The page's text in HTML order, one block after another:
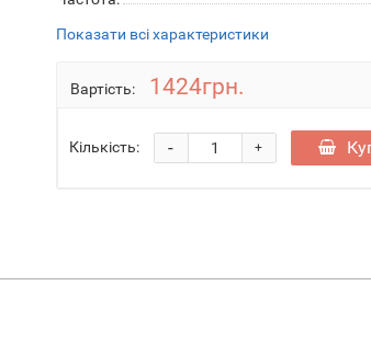
Показати всі характеристики
Вартість: 1424грн.
Кількість: +
-